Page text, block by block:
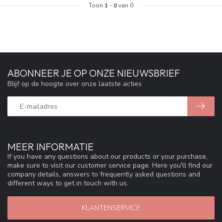
Toon 1 - 0van 0
MEER INFORMATIE
If you have any questions about our products or your purchase,
make sure to visit our customer service page. Here you'll find our
company details, answers to frequently asked questions and
different ways to get in touch with us.
KLANTENSERVICE
ABONNEER JE OP ONZE NIEUWSBRIEF
Blijf op de hoogte over onze laatste acties